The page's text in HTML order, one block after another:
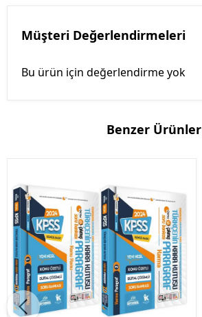
Müşteri Değerlendirmeleri
Bu ürün için değerlendirme yok
Benzer Ürünler